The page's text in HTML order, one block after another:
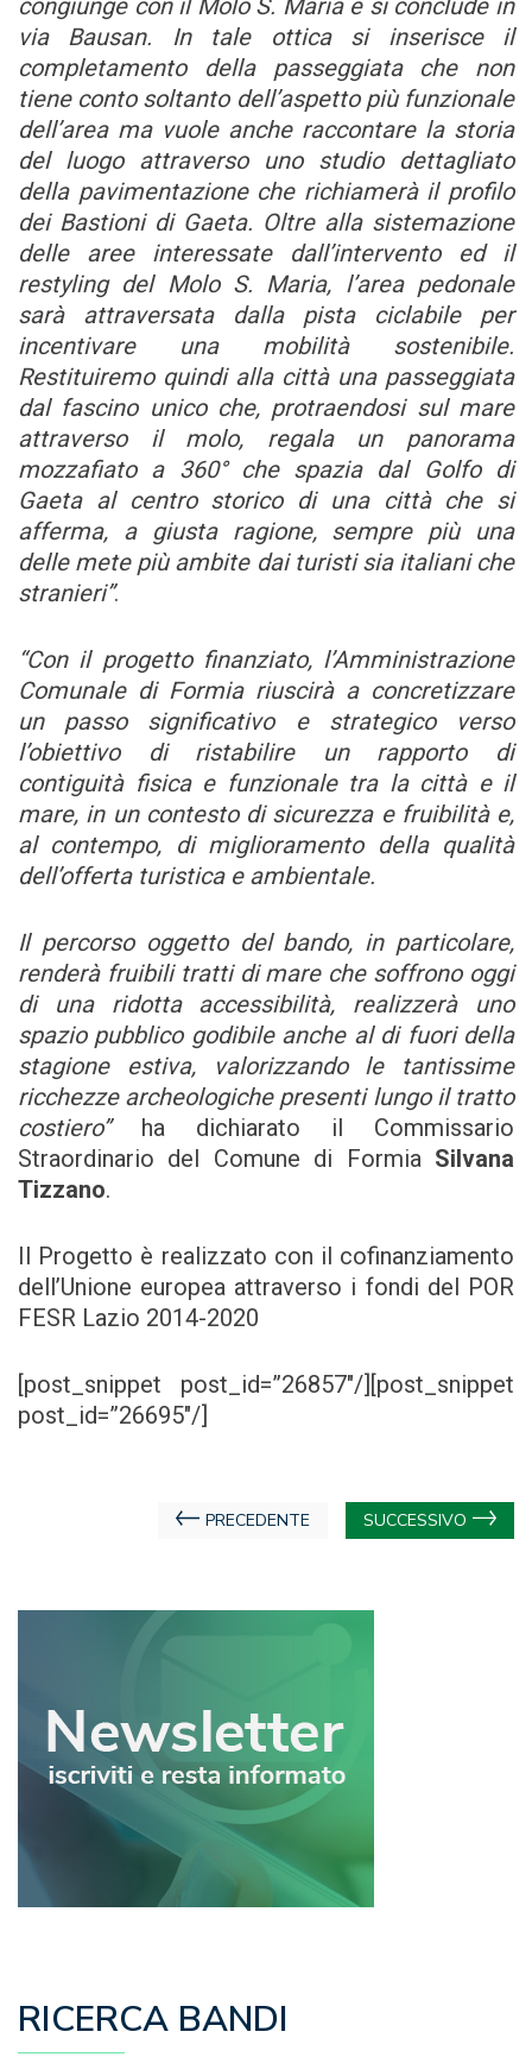
congiunge con il Molo S. Maria e si conclude in
via Bausan. In tale ottica si inserisce il
completamento della passeggiata che non
tiene conto soltanto dell’aspetto più funzionale
dell’area ma vuole anche raccontare la storia
del luogo attraverso uno studio dettagliato
della pavimentazione che richiamerà il profilo
dei Bastioni di Gaeta. Oltre alla sistemazione
delle aree interessate dall’intervento ed il
restyling del Molo S. Maria, l’area pedonale
sarà attraversata dalla pista ciclabile per
incentivare una mobilità sostenibile.
Restituiremo quindi alla città una passeggiata
dal fascino unico che, protraendosi sul mare
attraverso il molo, regala un panorama
mozzafiato a 360° che spazia dal Golfo di
Gaeta al centro storico di una città che si
afferma, a giusta ragione, sempre più una
delle mete più ambite dai turisti sia italiani che
stranieri”.
“Con il progetto finanziato, l’Amministrazione
Comunale di Formia riuscirà a concretizzare
un passo significativo e strategico verso
l’obiettivo di ristabilire un rapporto di
contiguità fisica e funzionale tra la città e il
mare, in un contesto di sicurezza e fruibilità e,
al contempo, di miglioramento della qualità
dell’offerta turistica e ambientale.
Il percorso oggetto del bando, in particolare,
renderà fruibili tratti di mare che soffrono oggi
di una ridotta accessibilità, realizzerà uno
spazio pubblico godibile anche al di fuori della
stagione estiva, valorizzando le tantissime
ricchezze archeologiche presenti lungo il tratto
costiero”ha dichiarato il Commissario
Straordinario del Comune di Formia Silvana
Tizzano.
Il Progetto è realizzato con il cofinanziamento
dell’Unione europea attraverso i fondi del POR
FESR Lazio 2014-2020
[post_snippet post_id=”26857″/][post_snippet
post_id=”26695″/]
Navigazione
PRECEDENTE SUCCESSIVO
RICERCA BANDI